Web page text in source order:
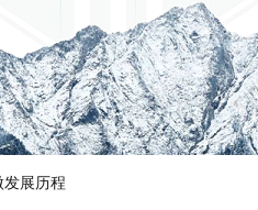
发展历程